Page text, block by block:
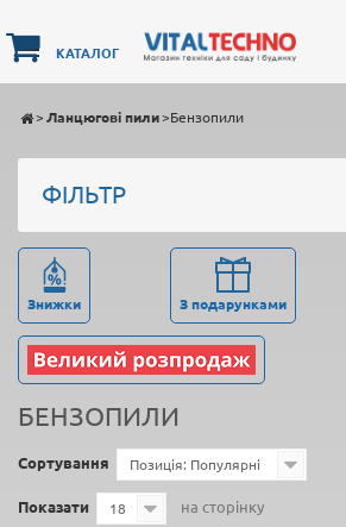
КАТАЛОГ
Ланцюгові пили
> Бензопили
>
ФІЛЬТР
Знижки З подарунками
БЕНЗОПИЛИ
Сортування Позиція: Популярні
Показати 18 на сторінку